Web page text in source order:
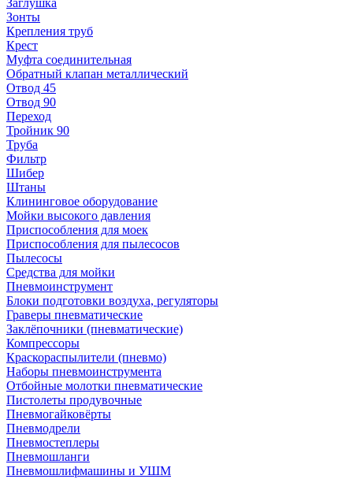
Заглушка
Зонты
Крепления труб
Крест
Муфта соединительная
Обратный клапан металлический
Отвод 45
Отвод 90
Переход
Тройник 90
Труба
Фильтр
Шибер
Штаны
Клининговое оборудование
Мойки высокого давления
Приспособления для моек
Приспособления для пылесосов
Пылесосы
Средства для мойки
Пневмоинструмент
Блоки подготовки воздуха, регуляторы
Граверы пневматические
Заклёпочники (пневматические)
Компрессоры
Краскораспылители (пневмо)
Наборы пневмоинструмента
Отбойные молотки пневматические
Пистолеты продувочные
Пневмогайковёрты
Пневмодрели
Пневмостеплеры
Пневмошланги
Пневмошлифмашины и УШМ